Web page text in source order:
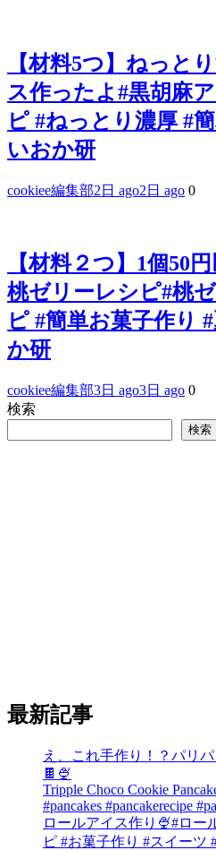
【材料5つ】ねっと
ス作ったよ#黒胡麻
ピ #ねっとり濃厚 #
いおか研
cookiee編集部2日 ago2日 ago 0
【材料２つ】1個50
桃ゼリーレシピ#桃
ピ #簡単お菓子作り
か研
cookiee編集部3日 ago3日 ago 0
検索
検索
最新記事
え、これ手作り！？パリ
🍫🍨
Tripple Choco Cookie
#pancakes #pancakerecipe
ロールアイス作り🍨#ロー
ピ #お菓子作り #スイーツ